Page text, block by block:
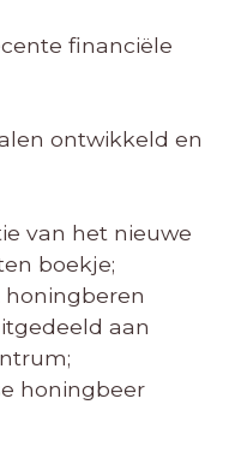
financiële
ontwikkeld en
van het nieuwe
boekje;
honingberen
aan
honingbeer